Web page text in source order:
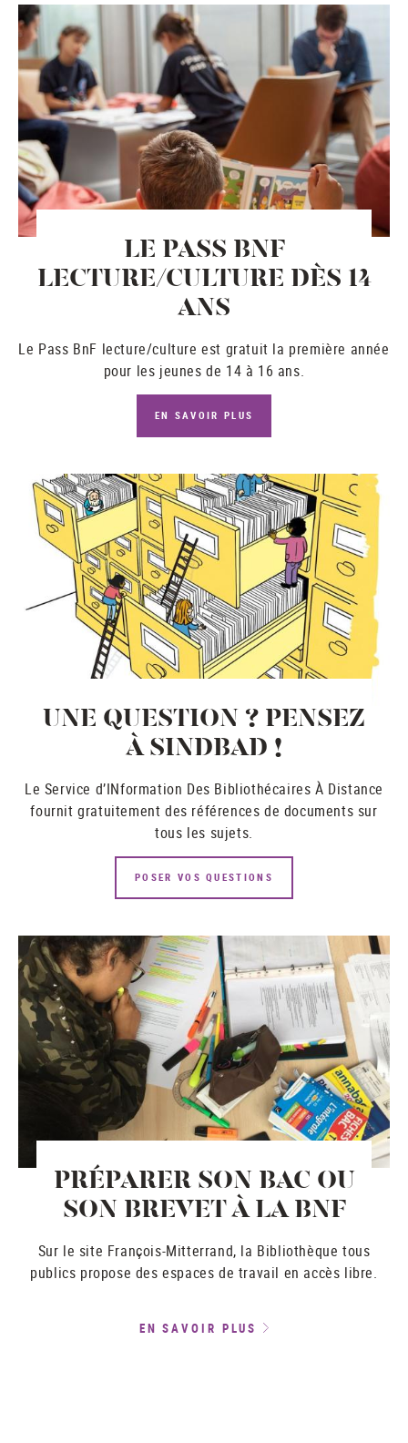
LE PASS BNF
LECTURE/CULTURE DÈS 14
ANS
Le Pass BnF lecture/culture est gratuit la première année
pour les jeunes de 14 à 16 ans.
EN SAVOIR PLUS
UNE QUESTION ? PENSEZ
À SINDBAD !
Le Service d’INformation Des Bibliothécaires À Distance
fournit gratuitement des références de documents sur
tous les sujets.
POSER VOS QUESTIONS
PRÉPARER SON BAC OU
SON BREVET À LA BNF
Sur le site François-Mitterrand, la Bibliothèque tous
publics propose des espaces de travail en accès libre.
EN SAVOIR PLUS